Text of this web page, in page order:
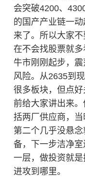
会突破4200、
的国产产业链一
来了。所以大家
在不会找股票就
牛市刚刚起步，
风险。从2635到
很多板块，但点
前给大家讲出来
括两厂供应商，
第二个几乎没悬
备，下一步洁净
一层，做投资就
进攻到哪里。